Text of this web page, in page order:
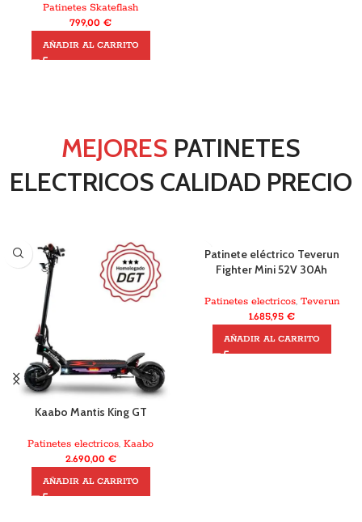
Patinetes Skateflash
799,00 €
AÑADIR AL CARRITO
MEJORES PATINETES
ELECTRICOS CALIDAD PRECIO
Kaabo Mantis King GT
Patinetes electricos, Kaabo
2.690,00 €
AÑADIR AL CARRITO
Patinete eléctrico Teverun
Fighter Mini 52V 30Ah
Patinetes electricos, Teverun
1.685,95 €
AÑADIR AL CARRITO